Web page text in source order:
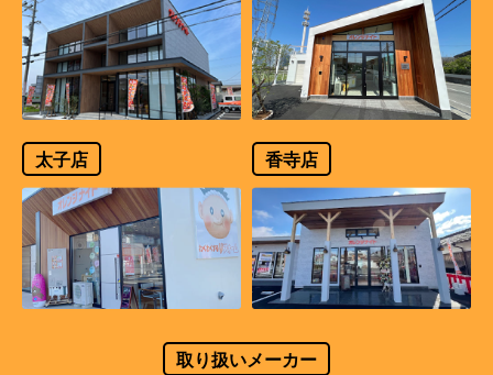
太子店 香寺店
取り扱いメーカー